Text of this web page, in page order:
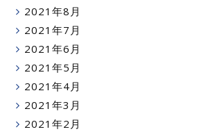
2021年8月
2021年7月
2021年6月
2021年5月
2021年4月
2021年3月
2021年2月